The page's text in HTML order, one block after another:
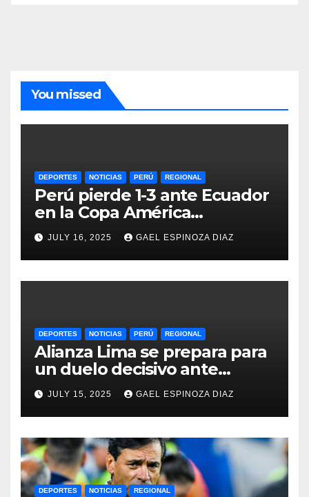
You missed
DEPORTES NOTICIAS PERÚ REGIONAL
Perú pierde 1-3 ante Ecuador
en la Copa América
Femenina y lidera el Grupo A
JULY 16, 2025 GAEL ESPINOZA DIAZ
DEPORTES NOTICIAS PERÚ REGIONAL
Alianza Lima se prepara para
un duelo decisivo ante
Gremio por la Sudamericana
2025
JULY 15, 2025 GAEL ESPINOZA DIAZ
DEPORTES NOTICIAS REGIONAL